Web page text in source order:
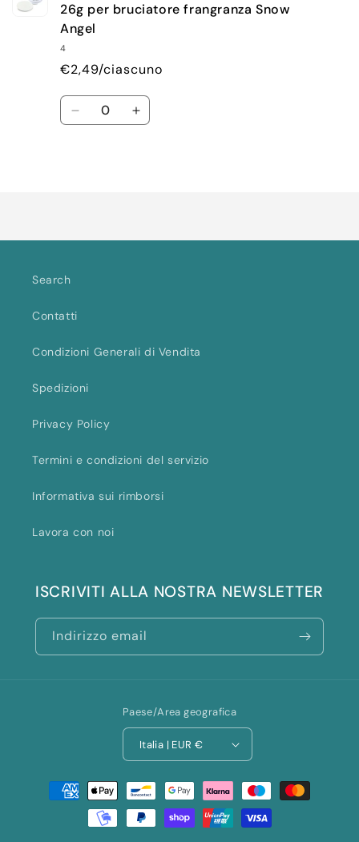
26g per bruciatore frangranza Snow
Angel
4
€2,49/ciascuno
Quantità
DiminuisciAumenta
Search
Contatti
Condizioni Generali di Vendita
Spedizioni
Privacy Policy
Termini e condizioni del servizio
Informativa sui rimborsi
Lavora con noi
ISCRIVITI ALLA NOSTRA NEWSLETTER
Indirizzo email
Paese/Area geografica
Italia | EUR €
Metodi
pagamento